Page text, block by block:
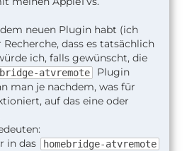
neuen Plugin habt (ich
dass es tatsächlich
ich, falls gewünscht, die
atvremote
Plugin
man je nachdem, was für
auf das eine oder
in das
homebridge-atvremote